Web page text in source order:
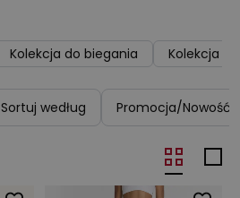
Kolekcja do biegania Kolekcja
Sortuj według Promocja/Nowość